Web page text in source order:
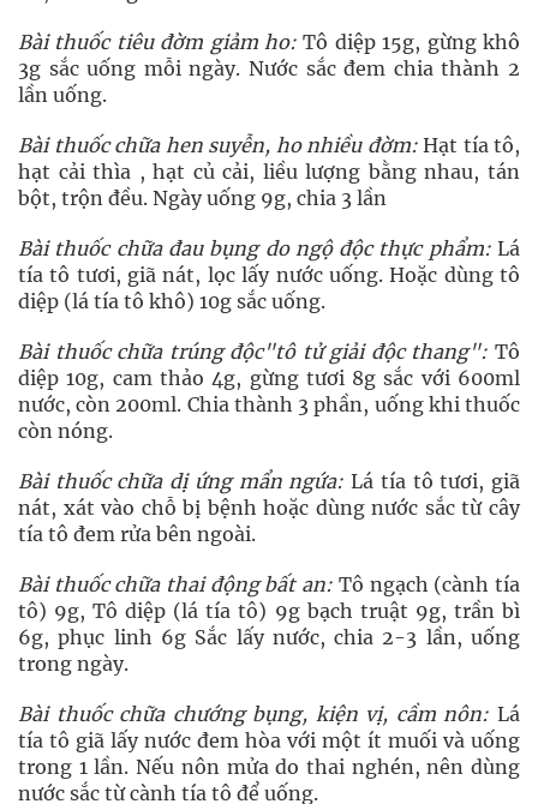
Bài thuốc tiêu đờm giảm ho: Tô diệp 15g, gừng khô
3g sắc uống mỗi ngày. Nước sắc đem chia thành 2
lần uống.
Bài thuốc chữa hen suyễn, ho nhiều đờm:Hạt tía tô,
hạt cải thìa , hạt củ cải, liều lượng bằng nhau, tán
bột, trộn đều. Ngày uống 9g, chia 3 lần
Bài thuốc chữa đau bụng do ngộ độc thực phẩm:Lá
tía tô tươi, giã nát, lọc lấy nước uống. Hoặc dùng tô
diệp (lá tía tô khô) 10g sắc uống.
Bài thuốc chữa trúng độc"tô tử giải độc thang": Tô
diệp 10g, cam thảo 4g, gừng tươi 8g sắc với 600ml
nước, còn 200ml. Chia thành 3 phần, uống khi thuốc
còn nóng.
Bài thuốc chữa dị ứng mẩn ngứa: Lá tía tô tươi, giã
nát, xát vào chỗ bị bệnh hoặc dùng nước sắc từ cây
tía tô đem rửa bên ngoài.
Bài thuốc chữa thai động bất an: Tô ngạch (cành tía
tô) 9g, Tô diệp (lá tía tô) 9g bạch truật 9g, trần bì
6g, phục linh 6g Sắc lấy nước, chia 2-3 lần, uống
trong ngày.
Bài thuốc chữa chướng bụng, kiện vị, cầm nôn: Lá
tía tô giã lấy nước đem hòa với một ít muối và uống
trong 1 lần. Nếu nôn mửa do thai nghén, nên dùng
nước sắc từ cành tía tô để uống.